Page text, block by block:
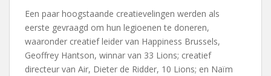
Een paar hoogstaande creatievelingen werden als
eerste gevraagd om hun legioenen te doneren,
waaronder creatief leider van Happiness Brussels,
Geoffrey Hantson, winnar van 33 Lions; creatief
directeur van Air, Dieter de Ridder, 10 Lions; en Naïm